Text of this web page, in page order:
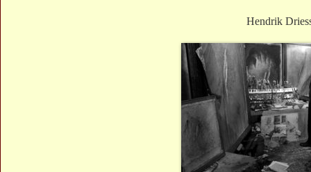
Hendrik